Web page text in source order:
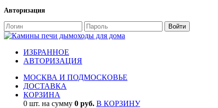
Авторизация
ИЗБРАННОЕ
АВТОРИЗАЦИЯ
МОСКВА И ПОДМОСКОВЬЕ
ДОСТАВКА
КОРЗИНА
0 шт. на сумму 0 руб. В КОРЗИНУ